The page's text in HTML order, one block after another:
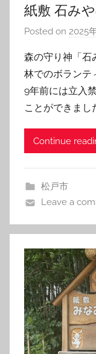
紙敷 石み
Posted on 2025
森の守り神「石
林でのボランテ
9年前には立入
ことができまし
Continue
松戸市
Leave a